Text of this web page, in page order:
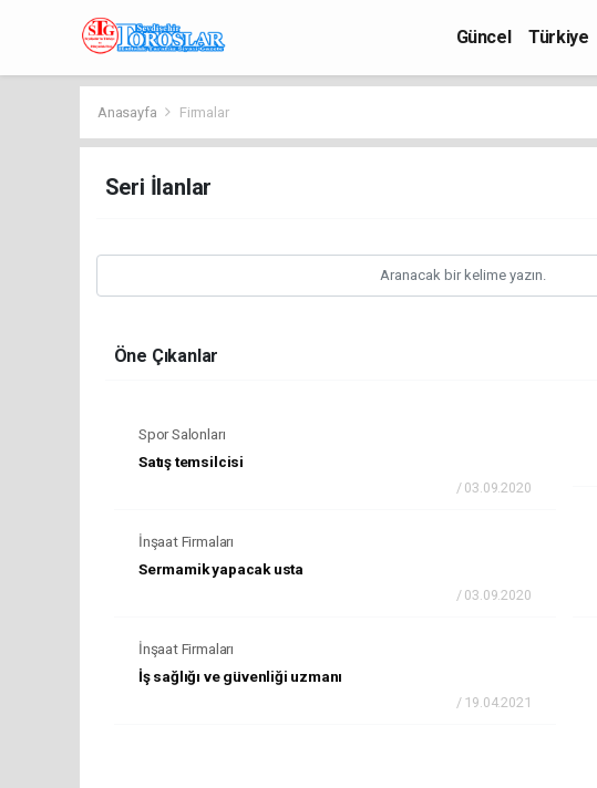
Güncel Türkiye
Anasayfa Firmalar
Seri İlanlar
Öne Çıkanlar
Spor Salonları
Satış temsilcisi
/ 03.09.2020
İnşaat Firmaları
Sermamik yapacak usta
/ 03.09.2020
İnşaat Firmaları
İş sağlığı ve güvenliği uzmanı
/ 19.04.2021